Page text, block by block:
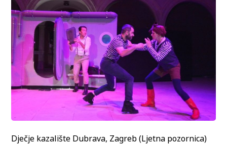
Dječje kazalište Dubrava, Zagreb (Ljetna pozornica)